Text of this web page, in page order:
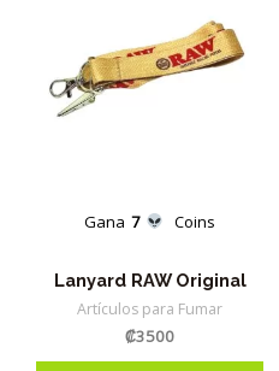
Gana 7 Coins
Lanyard RAW Original
Artículos para Fumar
₡3500